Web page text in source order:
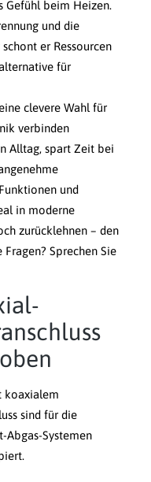
Gefühl beim Heizen.
und die
er Ressourcen
für
clevere Wahl für
verbinden
Alltag, spart Zeit bei
und
in moderne
zurücklehnen – den
Sprechen Sie
koaxialem
sind für die
Systemen